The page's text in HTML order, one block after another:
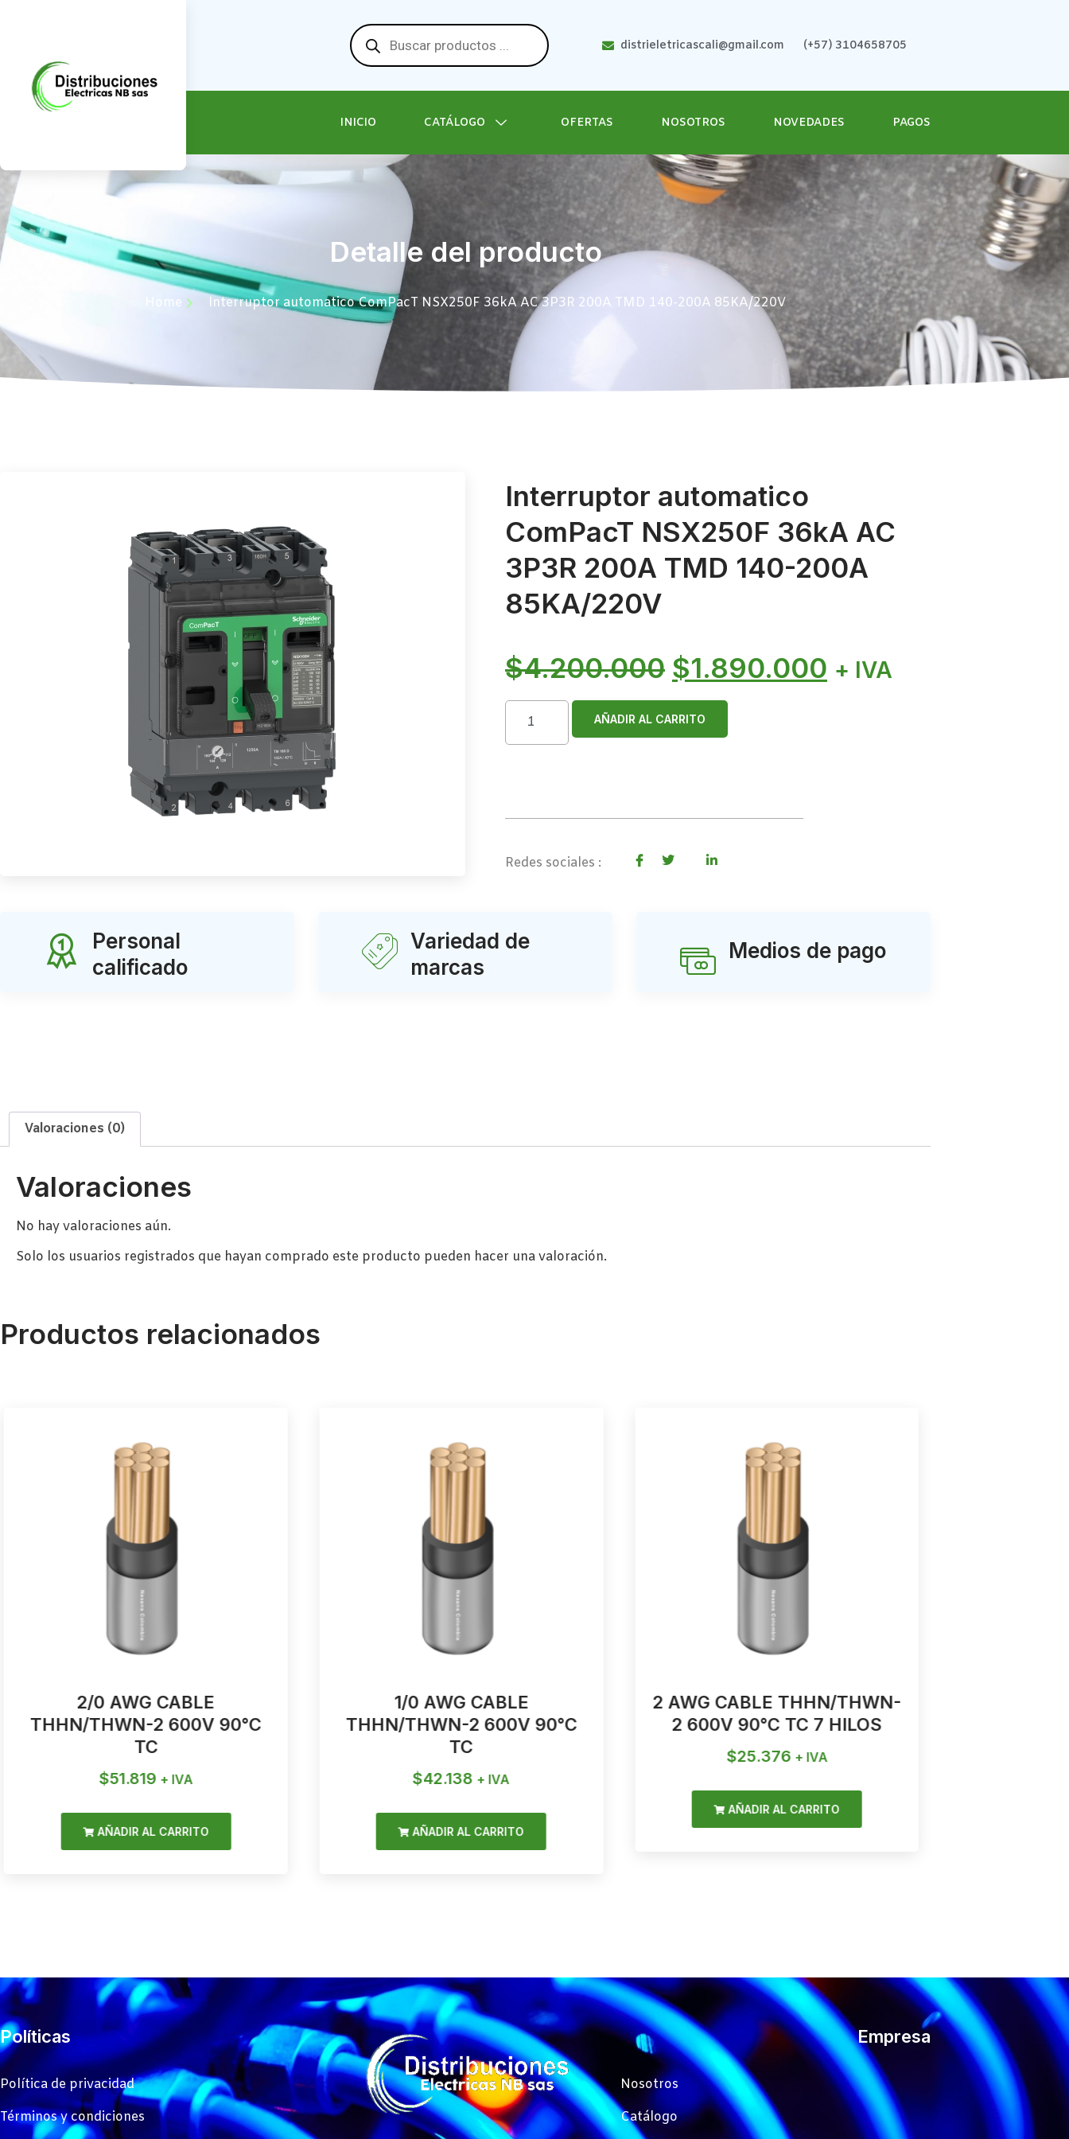
distrieletricascali@gmail.com (+57) 3104658705
INICIO CATÁLOGO OFERTAS NOSOTROS NOVEDADES PAGOS
Detalle del producto
Home Interruptor automatico ComPacT NSX250F 36kA AC 3P3R 200A TMD 140-200A 85KA/220V
Interruptor automatico
ComPacT NSX250F 36kA AC
3P3R 200A TMD 140-200A
85KA/220V
$4.200.000 $1.890.000 + IVA
AÑADIR AL CARRITO
Redes sociales :
Personal
calificado
Variedad de
marcas
Medios de pago
Valoraciones (0)
Valoraciones
No hay valoraciones aún.
Solo los usuarios registrados que hayan comprado este producto pueden hacer una valoración.
Productos relacionados
2/0 AWG CABLE
THHN/THWN-2 600V 90°C
TC
$51.819 + IVA
AÑADIR AL CARRITO
1/0 AWG CABLE
THHN/THWN-2 600V 90°C
TC
$42.138 + IVA
AÑADIR AL CARRITO
2 AWG CABLE THHN/THWN-
2 600V 90°C TC 7 HILOS
$25.376 + IVA
AÑADIR AL CARRITO
Políticas
Política de privacidad
Términos y condiciones
Empresa
Nosotros
Catálogo